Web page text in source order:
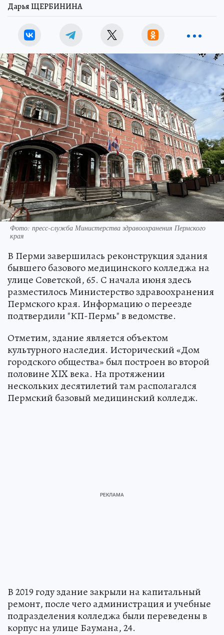
Дарья ЩЕРБИНИНА
Фото: пресс-служба Министерства здравоохранения Пермского
края
В Перми завершилась реконструкция здания
бывшего базового медицинского колледжа на
улице Советской, 65. С начала июня здесь
разместилось Министерство здравоохранения
Пермского края. Информацию о переезде
подтвердили "КП-Пермь" в ведомстве.
Отметим, здание является объектом
культурного наследия. Исторический «Дом
городского общества» был построен во второй
половине XIX века. На протяжении
нескольких десятилетий там располагался
Пермский базовый медицинский колледж.
В 2019 году здание закрыли на капитальный
ремонт, после чего администрация и учебные
подразделения колледжа были переведены в
корпус на улице Баумана, 24.